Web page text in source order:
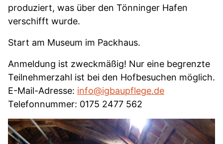
produziert, was über den Tönninger Hafen
verschifft wurde.
Start am Museum im Packhaus.
Anmeldung ist zweckmäßig! Nur eine begrenzte
Teilnehmerzahl ist bei den Hofbesuchen möglich.
E-Mail-Adresse: info@igbaupflege.de
Telefonnummer: 0175 2477 562